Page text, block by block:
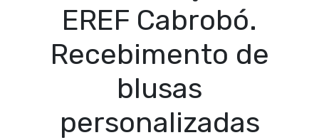
EREF Cabrobó.
Recebimento de
blusas
personalizadas